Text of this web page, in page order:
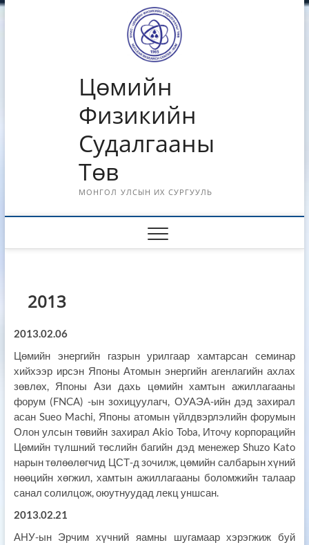
Skip
Цөмийн
Физикийн
Судалгааны
Төв
МОНГОЛ УЛСЫН ИХ СУРГУУЛЬ
2013
2013.02.06
Цөмийн энергийн газрын урилгаар хамтарсан семинар
хийхээр ирсэн Японы Атомын энергийн агенлагийн ахлах
зөвлөх, Японы Ази дахь цөмийн хамтын ажиллагааны
форум (FNCA) -ын зохицуулагч, ОУАЭА-ийн дэд захирал
асан Sueо Machi, Японы атомын үйлдвэрлэлийн форумын
Олон улсын төвийн захирал Akio Toba, Иточу корпорацийн
Цөмийн түлшний төслийн багийн дэд менежер Shuzo Kato
нарын төлөөлөгчид ЦСТ-д зочилж, цөмийн салбарын хүний
нөөцийн хөгжил, хамтын ажиллагааны боломжийн талаар
санал солилцож, оюутнуудад лекц уншсан.
2013.02.21
АНУ-ын Эрчим хүчний яамны шугамаар хэрэгжиж буй